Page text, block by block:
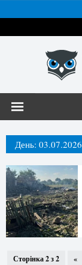
День: 03.07.2026
Сторінка 2 з 2 «